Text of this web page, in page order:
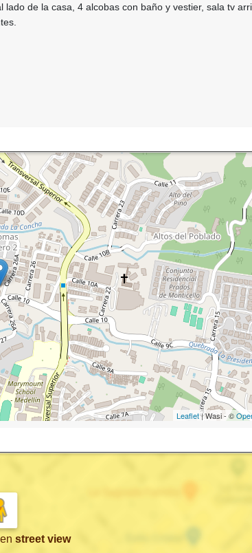
lado de la casa, 4 alcobas con baño y vestier, sala tv
Leaflet| Wasi - ©
en street view